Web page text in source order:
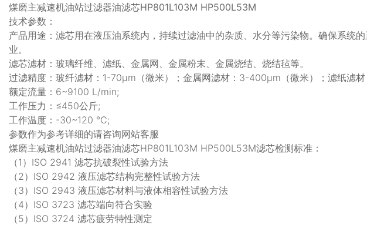
煤磨主减速机油站过滤器油滤芯HP801L103M HP500L53M
技术参数：
产品用途：滤芯用在液压油系统内，持续过滤油中的杂质、水分等污染物。确保系统
业。
滤芯滤材：玻璃纤维、滤纸、金属网、金属粉末、金属烧结、烧结毡等。
过滤精度：玻纤滤材：1-70μm（微米）；金属网滤材：3-400μm（微米）；滤纸滤材
额定流量：6~9100 L/min;
工作压力：≤450公斤;
工作温度：-30~120 ℃;
参数作为参考详细的请咨询网站客服
煤磨主减速机油站过滤器油滤芯HP801L103M HP500L53M滤芯检测标准：
（1）ISO 2941 滤芯抗破裂性试验方法
（2）ISO 2942 液压滤芯结构完整性试验方法
（3）ISO 2943 液压滤芯材料与液体相容性试验方法
（4）ISO 3723 滤芯端向符合实验
（5）ISO 3724 滤芯疲劳特性测定